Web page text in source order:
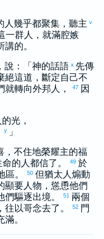
人幾乎都聚集，聽主 v
一群人，就滿腔嫉
講的。
說：「神的話語 x 先傳
絕這道，斷定自己不
就轉向外邦人，
47 因
光，
y 」
，不住地榮耀主的福
的人都信了。 49 於
區。 50 但猶太 人煽動
顯要人物，慫恿他們
們驅逐出境。 51 兩個
往以哥念去了。 52 門
。